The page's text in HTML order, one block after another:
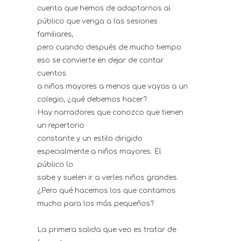
cuenta que hemos de adaptarnos al
público que venga a las sesiones
familiares,
pero cuando después de mucho tiempo
eso se convierte en dejar de contar
cuentos
a niños mayores a menos que vayas a un
colegio, ¿qué debemos hacer?
Hay narradores que conozco que tienen
un repertorio
constante y un estilo dirigido
especialmente a niños mayores. El
público lo
sabe y suelen ir a verles niños grandes.
¿Pero qué hacemos los que contamos
mucho para los más pequeños?
La primera salida que veo es tratar de